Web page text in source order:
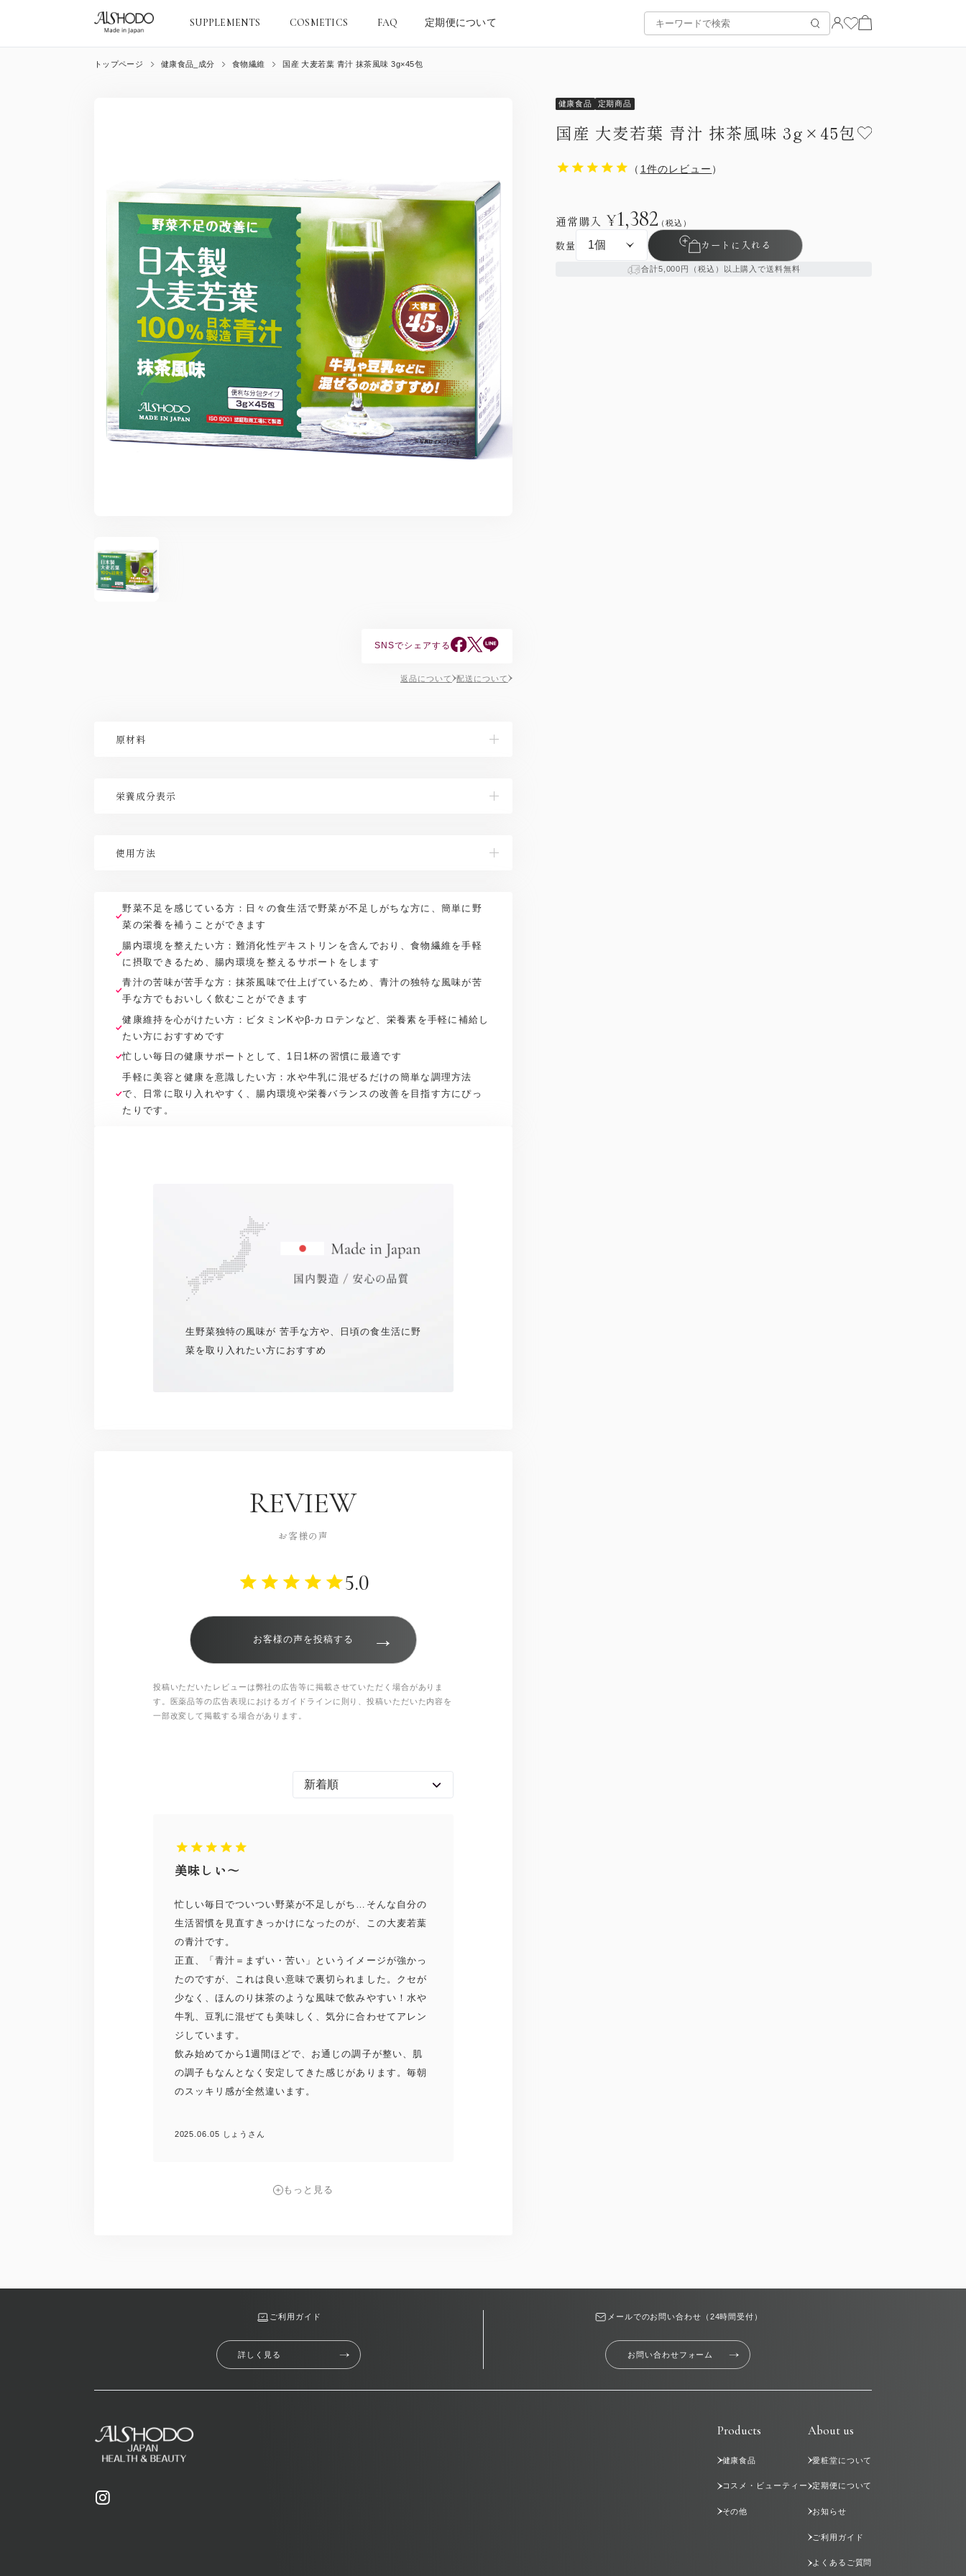
SUPPLEMENTS COSMETICS FAQ 定期便について
トップページ 健康食品_成分 食物繊維 国産 大麦若葉 青汁 抹茶風味 3g×45包
SNSでシェアする
返品について 配送について
原材料
栄養成分表示
14.97mg、β-カロテン 27.42μｇ、ビタミンＫ 17.52μｇ
使用方法
と、のどに詰まる恐れがございます。必ず水又は、飲料に混ぜてお召し上がりください。
野菜不足を感じている方：日々の食生活で野菜が不足しがちな方に、簡単に野
菜の栄養を補うことができます
腸内環境を整えたい方：難消化性デキストリンを含んでおり、食物繊維を手軽
に摂取できるため、腸内環境を整えるサポートをします
青汁の苦味が苦手な方：抹茶風味で仕上げているため、青汁の独特な風味が苦
手な方でもおいしく飲むことができます
健康維持を心がけたい方：ビタミンKやβ-カロテンなど、栄養素を手軽に補給し
たい方におすすめです
忙しい毎日の健康サポートとして、1日1杯の習慣に最適です
手軽に美容と健康を意識したい方：水や牛乳に混ぜるだけの簡単な調理方法
で、日常に取り入れやすく、腸内環境や栄養バランスの改善を目指す方にぴっ
たりです。
生野菜独特の風味が 苦手な方や、日頃の食生活に野
菜を取り入れたい方におすすめ
REVIEW
お客様の声
5.0
お客様の声を投稿する →
投稿いただいたレビューは弊社の広告等に掲載させていただく場合がありま
す。医薬品等の広告表現におけるガイドラインに則り、投稿いただいた内容を
一部改変して掲載する場合があります。
美味しい～
忙しい毎日でついつい野菜が不足しがち…そんな自分の
生活習慣を見直すきっかけになったのが、この大麦若葉
の青汁です。
正直、「青汁＝まずい・苦い」というイメージが強かっ
たのですが、これは良い意味で裏切られました。クセが
少なく、ほんのり抹茶のような風味で飲みやすい！水や
牛乳、豆乳に混ぜても美味しく、気分に合わせてアレン
ジしています。
飲み始めてから1週間ほどで、お通じの調子が整い、肌
の調子もなんとなく安定してきた感じがあります。毎朝
のスッキリ感が全然違います。
2025.06.05 しょうさん
もっと見る
健康食品 定期商品
国産 大麦若葉 青汁 抹茶風味 3g×45包
（ 1件のレビュー ）
通常購入 ¥1,382（税込）
数量 カートに入れる
合計5,000円（税込）以上購入で送料無料
ご利用ガイド
詳しく見る
メールでのお問い合わせ（24時間受付）
お問い合わせフォーム
Products
健康食品
コスメ・ビューティー
その他
About us
愛粧堂について
定期便について
お知らせ
ご利用ガイド
よくあるご質問